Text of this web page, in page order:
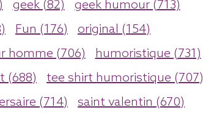
geek (82)
geek humour (713)
Fun (176)
original (154)
homme (706)
humoristique (731)
(688)
tee shirt humoristique (707)
(714)
saint valentin (670)